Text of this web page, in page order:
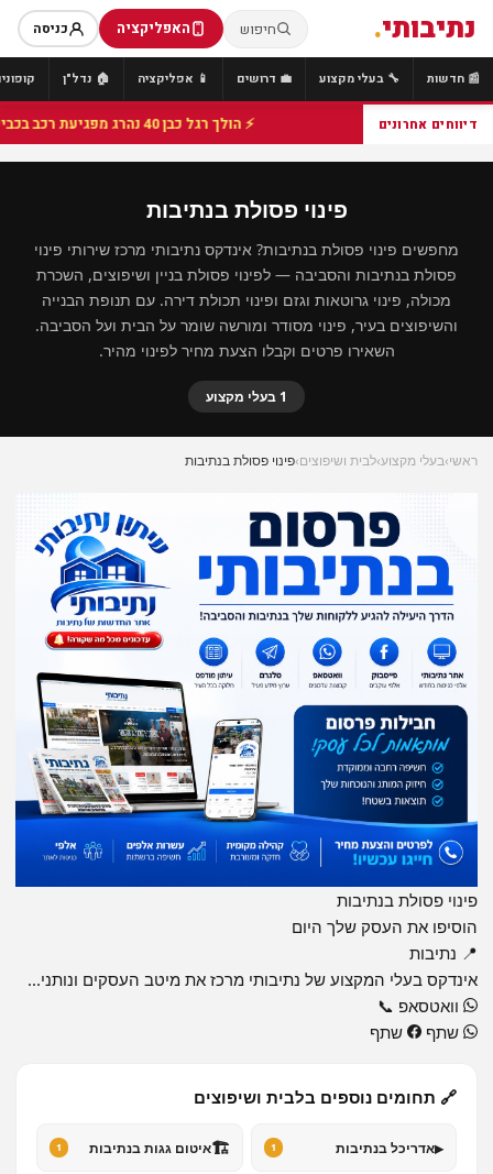
נתיבותי. חיפוש האפליקציה כניסה
📰 חדשות 🔧 בעלי מקצוע 💼 דרושים 📱 אפליקציה 🏠 נדל"ן
דיווחים אחרונים ⚡ הולך רגל כבן 40 נהרג מפגיעת רכב בכביש 25 סמוך לצומת הנשיא, מתנדבי זק"א פועלו בזירה
פינוי פסולת בנתיבות
מחפשים פינוי פסולת בנתיבות? אינדקס נתיבותי מרכז שירותי פינוי
פסולת בנתיבות והסביבה — לפינוי פסולת בניין ושיפוצים, השכרת
מכולה, פינוי גרוטאות וגזם ופינוי תכולת דירה. עם תנופת הבנייה
והשיפוצים בעיר, פינוי מסודר ומורשה שומר על הבית ועל הסביבה.
השאירו פרטים וקבלו הצעת מחיר לפינוי מהיר.
1 בעלי מקצוע
ראשי›בעלי מקצוע›לבית ושיפוצים›פינוי פסולת בנתיבות
פינוי פסולת בנתיבות
הוסיפו את העסק שלך היום
📍 נתיבות
אינדקס בעלי המקצוע של נתיבותי מרכז את מיטב העסקים ונותני...
וואטסאפ 📞
שתף
שתף
🔗 תחומים נוספים בלבית ושיפוצים
▸אדריכל בנתיבות 1
🏗️איטום גגות בנתיבות 1